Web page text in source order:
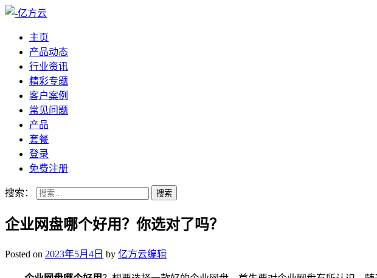
主页
产品动态
行业资讯
精彩专题
客户案例
常见问题
产品
套餐
登录
免费注册
搜索：
企业网盘哪个好用？你选对了吗？
Posted on 2023年5月4日 by 亿方云编辑